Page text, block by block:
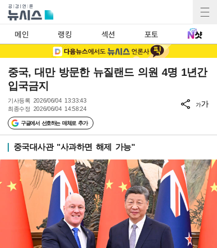
메인 랭킹 섹션 포토
중국, 대만 방문한 뉴질랜드 의원 4명 1년간
입국금지
기사등록 2026/06/04 13:33:43
최종수정 2026/06/04 14:58:24
구글에서 선호하는 매체로 추가
가가
중국대사관 "사과하면 해제 가능"